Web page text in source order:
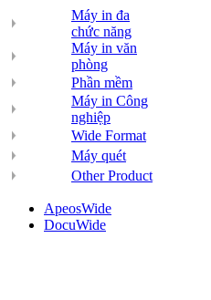
Máy in đa
chức năng
Máy in văn
phòng
Phần mềm
Máy in Công
nghiệp
Wide Format
Máy quét
Other Product
ApeosWide
DocuWide